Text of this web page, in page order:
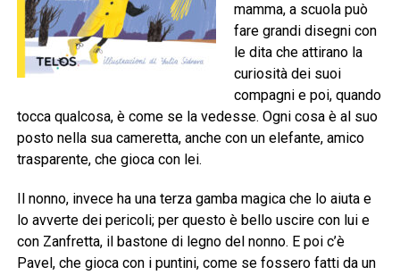
mamma, a scuola può
fare grandi disegni con
le dita che attirano la
curiosità dei suoi
compagni e poi, quando
tocca qualcosa, è come se la vedesse. Ogni cosa è al suo
posto nella sua cameretta, anche con un elefante, amico
trasparente, che gioca con lei.
Il nonno, invece ha una terza gamba magica che lo aiuta e
lo avverte dei pericoli; per questo è bello uscire con lui e
con Zanfretta, il bastone di legno del nonno. E poi c’è
Pavel, che gioca con i puntini, come se fossero fatti da un